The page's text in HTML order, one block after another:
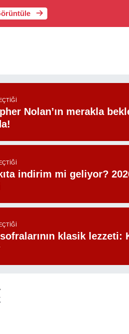
Nolan’ın merakla
indirim mi geliyor?
sofralarının klasik lezzeti: